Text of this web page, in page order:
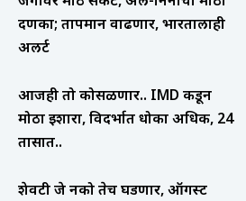
दणका; तापमान वाढणार, भारतालाही
अलर्ट
आजही तो कोसळणार.. IMD कडून
मोठा इशारा, विदर्भात धोका अधिक, 24
तासात..
शेवटी जे नको तेच घडणार, ऑगस्ट